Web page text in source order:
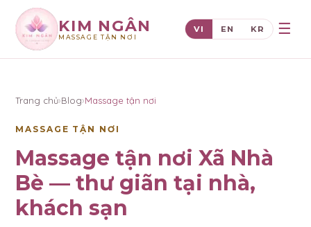
KIM NGÂN
MASSAGE TẬN NƠI
VI EN KR ☰
Trang chủ›Blog›Massage tận nơi
MASSAGE TẬN NƠI
Massage tận nơi Xã Nhà
Bè — thư giãn tại nhà,
khách sạn